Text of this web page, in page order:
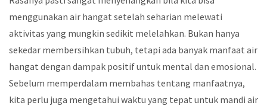
menggunakan air hangat setelah seharian melewati
aktivitas yang mungkin sedikit melelahkan. Bukan hanya
sekedar membersihkan tubuh, tetapi ada banyak manfaat air
hangat dengan dampak positif untuk mental dan emosional.
Sebelum memperdalam membahas tentang manfaatnya,
kita perlu juga mengetahui waktu yang tepat untuk mandi air